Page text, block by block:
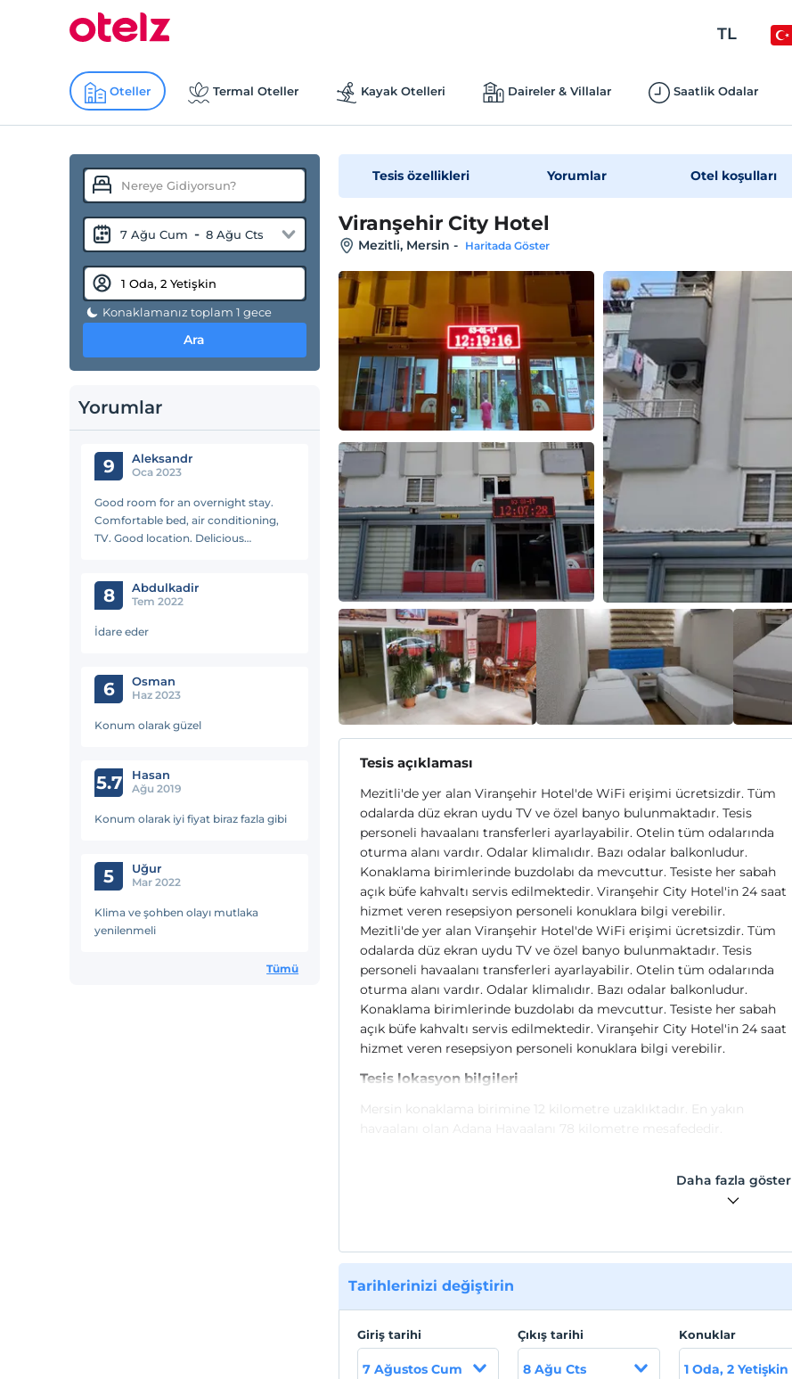
TL
Oteller Termal Oteller Kayak Otelleri Daireler & Villalar Saatlik Odalar
7 Ağu Cum - 8 Ağu Cts
Konaklamanız toplam 1 gece
Ara
Yorumlar
9 Aleksandr
Oca 2023
Good room for an overnight stay.
Comfortable bed, air conditioning,
TV. Good location. Delicious
8 Abdulkadi̇r
Tem 2022
İdare eder
6 Osman
Haz 2023
Konum olarak güzel
5.7 Hasan
Ağu 2019
Konum olarak iyi fiyat biraz fazla gibi
5 Uğur
Mar 2022
Klima ve şohben olayı mutlaka
yenilenmeli
Tümü
Tesis özellikleri Yorumlar Otel koşulları
Viranşehir City Hotel
Mezitli, Mersin - Haritada Göster
Tesis açıklaması
Mezitli'de yer alan Viranşehir Hotel'de WiFi erişimi ücretsizdir. Tüm
odalarda düz ekran uydu TV ve özel banyo bulunmaktadır. Tesis
personeli havaalanı transferleri ayarlayabilir. Otelin tüm odalarında
oturma alanı vardır. Odalar klimalıdır. Bazı odalar balkonludur.
Konaklama birimlerinde buzdolabı da mevcuttur. Tesiste her sabah
açık büfe kahvaltı servis edilmektedir. Viranşehir City Hotel'in 24 saat
hizmet veren resepsiyon personeli konuklara bilgi verebilir.
Mezitli'de yer alan Viranşehir Hotel'de WiFi erişimi ücretsizdir. Tüm
odalarda düz ekran uydu TV ve özel banyo bulunmaktadır. Tesis
personeli havaalanı transferleri ayarlayabilir. Otelin tüm odalarında
oturma alanı vardır. Odalar klimalıdır. Bazı odalar balkonludur.
Konaklama birimlerinde buzdolabı da mevcuttur. Tesiste her sabah
açık büfe kahvaltı servis edilmektedir. Viranşehir City Hotel'in 24 saat
hizmet veren resepsiyon personeli konuklara bilgi verebilir.
Tesis lokasyon bilgileri
Mersin konaklama birimine 12 kilometre uzaklıktadır. En yakın
Daha fazla göster
Tarihlerinizi değiştirin
Giriş tarihi
7 Ağustos Cum
Çıkış tarihi
8 Ağu Cts
Konuklar
1 Oda, 2 Yetişkin